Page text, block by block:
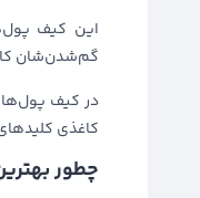
این کیف
گم‌شدن‌شان
در کیف
کاغذی
چطور